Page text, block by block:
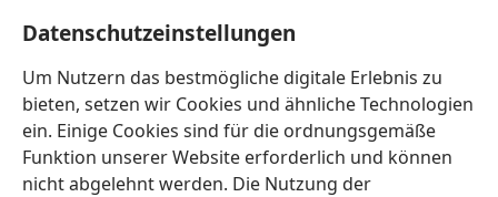
Datenschutzeinstellungen
Um Nutzern das bestmögliche digitale Erlebnis zu
bieten, setzen wir Cookies und ähnliche Technologien
ein. Einige Cookies sind für die ordnungsgemäße
Funktion unserer Website erforderlich und können
nicht abgelehnt werden. Die Nutzung der
wahre Christen ungünstig geredet wird, weil sich eine
prominente Person in der Versammlung etwas
zuschulden kommen ließ (1Ti 3:7).